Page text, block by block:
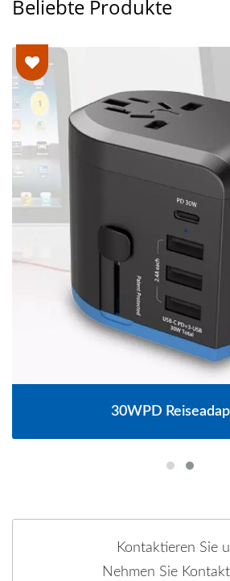
Beliebte Produkte
30WPD
Kontaktieren Sie
Nehmen Sie